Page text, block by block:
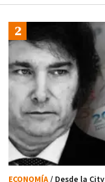
ECONOMÍA/ Desde la City